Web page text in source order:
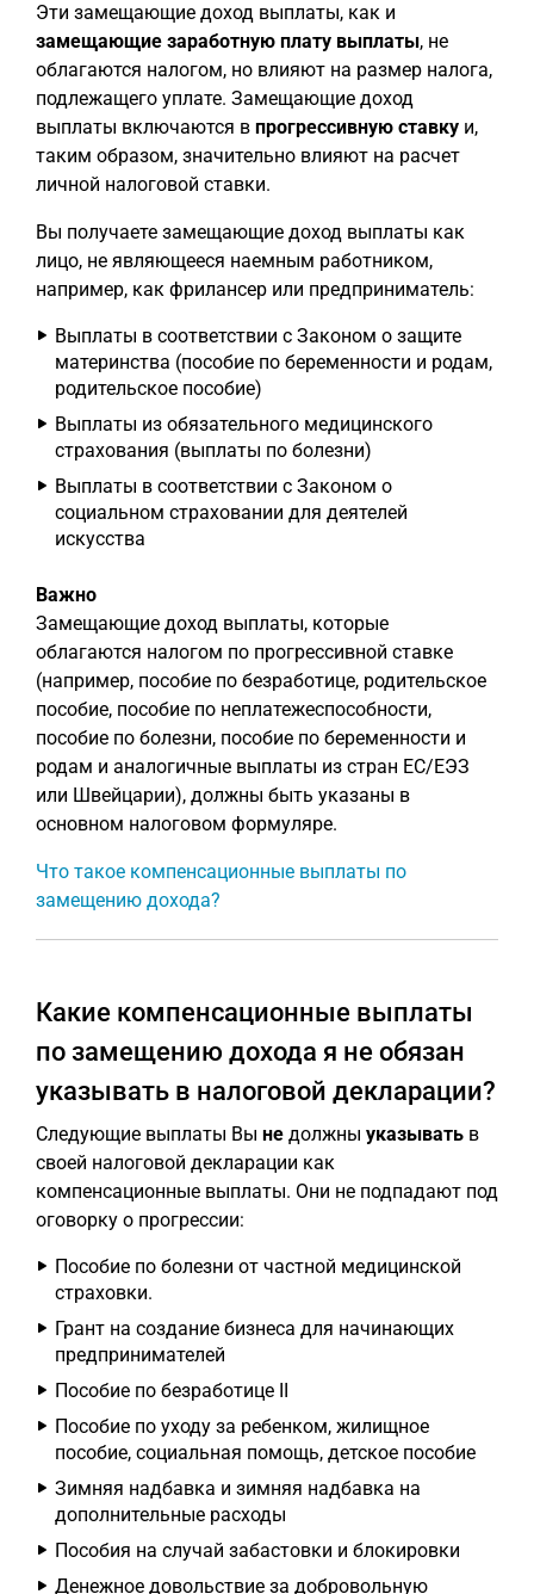
Эти замещающие доход выплаты, как и
замещающие заработную плату выплаты, не
облагаются налогом, но влияют на размер налога,
подлежащего уплате. Замещающие доход
выплаты включаются в прогрессивную ставку и,
таким образом, значительно влияют на расчет
личной налоговой ставки.
Вы получаете замещающие доход выплаты как
лицо, не являющееся наемным работником,
например, как фрилансер или предприниматель:
Выплаты в соответствии с Законом о защите
материнства (пособие по беременности и родам,
родительское пособие)
Выплаты из обязательного медицинского
страхования (выплаты по болезни)
Выплаты в соответствии с Законом о
социальном страховании для деятелей
искусства
Важно
Замещающие доход выплаты, которые
облагаются налогом по прогрессивной ставке
(например, пособие по безработице, родительское
пособие, пособие по неплатежеспособности,
пособие по болезни, пособие по беременности и
родам и аналогичные выплаты из стран ЕС/ЕЭЗ
или Швейцарии), должны быть указаны в
основном налоговом формуляре.
Что такое компенсационные выплаты по
замещению дохода?
Какие компенсационные выплаты
по замещению дохода я не обязан
указывать в налоговой декларации?
Следующие выплаты Вы не должны указывать в
своей налоговой декларации как
компенсационные выплаты. Они не подпадают под
оговорку о прогрессии:
Пособие по болезни от частной медицинской
страховки.
Грант на создание бизнеса для начинающих
предпринимателей
Пособие по безработице II
Пособие по уходу за ребенком, жилищное
пособие, социальная помощь, детское пособие
Зимняя надбавка и зимняя надбавка на
дополнительные расходы
Пособия на случай забастовки и блокировки
Денежное довольствие за добровольную